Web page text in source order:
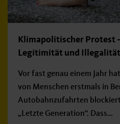
Klimapolitischer Protest
Legitimität und Illegalität
Vor fast genau einem Jahr
von Menschen erstmals in
Autobahnzufahrten
„Letzte Generation“. Dass…